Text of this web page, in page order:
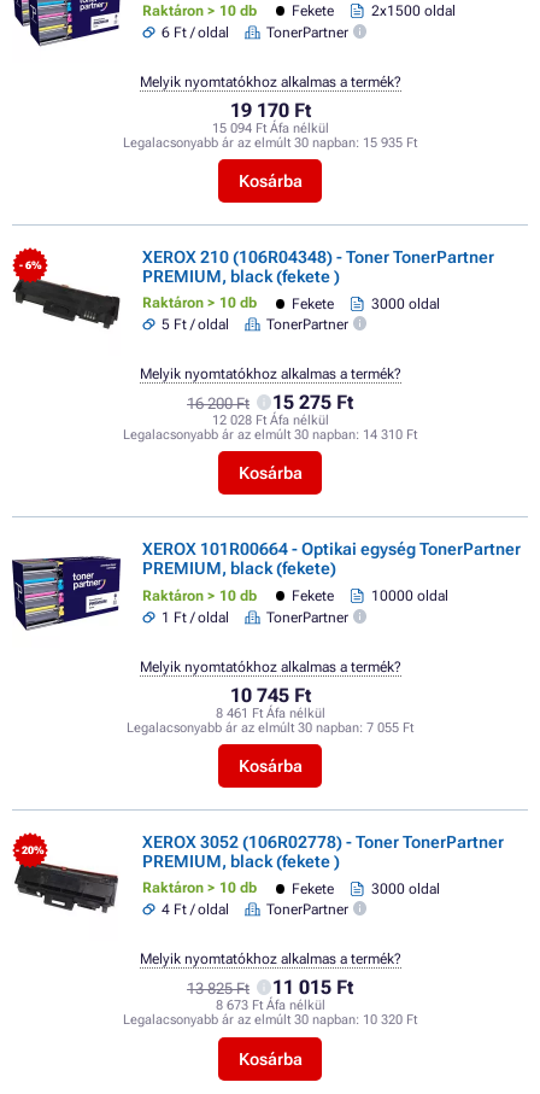
Raktáron > 10 db Fekete
2x1500 oldal
6 Ft / oldal
TonerPartner
19 170 Ft
15 094 Ft Áfa nélkül
Legalacsonyabb ár az elmúlt 30 napban: 15 935 Ft
Kosárba
Melyik nyomtatókhoz alkalmas a termék?
- 6%
XEROX 210 (106R04348) - Toner TonerPartner
PREMIUM, black (fekete )
Raktáron > 10 db Fekete
3000 oldal
5 Ft / oldal
TonerPartner
16 200 Ft 15 275 Ft
12 028 Ft Áfa nélkül
Legalacsonyabb ár az elmúlt 30 napban: 14 310 Ft
Kosárba
Melyik nyomtatókhoz alkalmas a termék?
XEROX 101R00664 - Optikai egység TonerPartner
PREMIUM, black (fekete)
Raktáron > 10 db Fekete
10000 oldal
1 Ft / oldal
TonerPartner
10 745 Ft
8 461 Ft Áfa nélkül
Legalacsonyabb ár az elmúlt 30 napban: 7 055 Ft
Kosárba
Melyik nyomtatókhoz alkalmas a termék?
- 20%
XEROX 3052 (106R02778) - Toner TonerPartner
PREMIUM, black (fekete )
Raktáron > 10 db Fekete
3000 oldal
4 Ft / oldal
TonerPartner
13 825 Ft 11 015 Ft
8 673 Ft Áfa nélkül
Legalacsonyabb ár az elmúlt 30 napban: 10 320 Ft
Kosárba
Melyik nyomtatókhoz alkalmas a termék?